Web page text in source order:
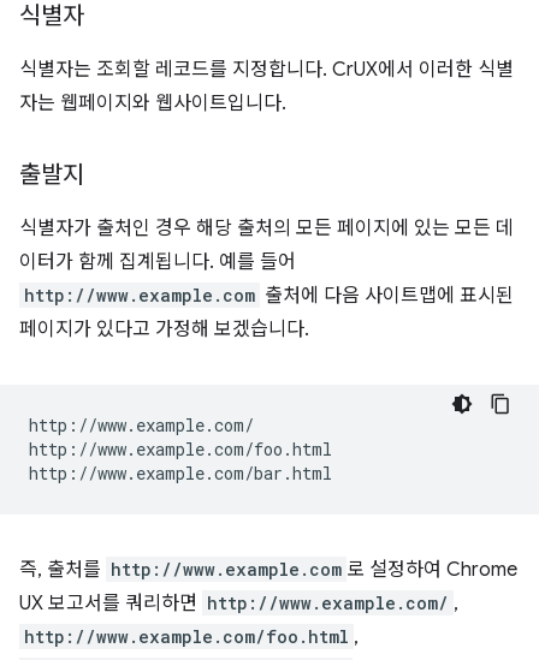
식별자
식별자는 조회할 레코드를 지정합니다. CrUX에서 이러한 식별
자는 웹페이지와 웹사이트입니다.
출발지
식별자가 출처인 경우 해당 출처의 모든 페이지에 있는 모든 데
이터가 함께 집계됩니다. 예를 들어
http://www.example.com 출처에 다음 사이트맵에 표시된
페이지가 있다고 가정해 보겠습니다.
http://www.example.com/
http://www.example.com/foo.html
즉, 출처를 http://www.example.com 로 설정하여 Chrome
UX 보고서를 쿼리하면 http://www.example.com/ ,
http://www.example.com/foo.html ,